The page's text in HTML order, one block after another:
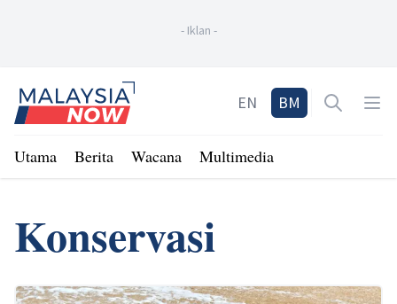
- Iklan -
Home
EN BM Open
Utama Berita Wacana Multimedia
Konservasi